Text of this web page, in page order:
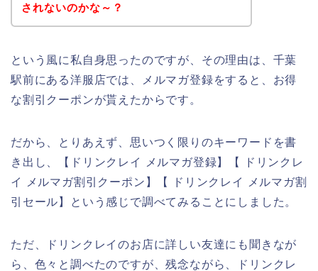
されないのかな～？
という風に私自身思ったのですが、その理由は、千葉
駅前にある洋服店では、メルマガ登録をすると、お得
な割引クーポンが貰えたからです。
だから、とりあえず、思いつく限りのキーワードを書
き出し、【ドリンクレイ メルマガ登録】【 ドリンクレ
イ メルマガ割引クーポン】【 ドリンクレイ メルマガ割
引セール】という感じで調べてみることにしました。
ただ、ドリンクレイのお店に詳しい友達にも聞きなが
ら、色々と調べたのですが、残念ながら、ドリンクレ